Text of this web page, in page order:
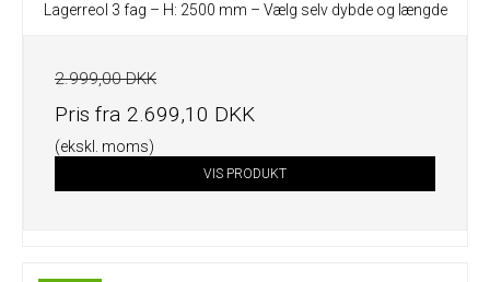
Lagerreol 3 fag – H: 2500 mm – Vælg selv dybde og længde
2.999,00 DKK
Pris fra 2.699,10 DKK
(ekskl. moms)
VIS PRODUKT